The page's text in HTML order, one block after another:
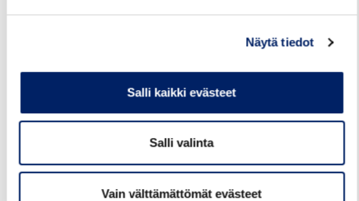
Näytä tiedot
Salli kaikki evästeet
Salli valinta
Vain välttämättömät evästeet
reittiopas sekä kunnittain seuraavista
tiedostoista pdf-muodossa (tiedostojen
sisällysluettelo toimii sähköisenä): Kotkan
talviaikataulut 2026-2027,...